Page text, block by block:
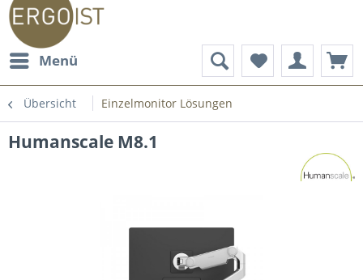
Menü
Übersicht Einzelmonitor Lösungen
Humanscale M8.1